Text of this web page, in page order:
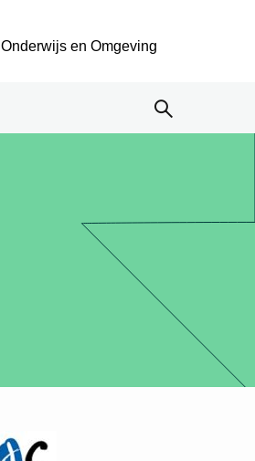
Onderwijs en Omgeving